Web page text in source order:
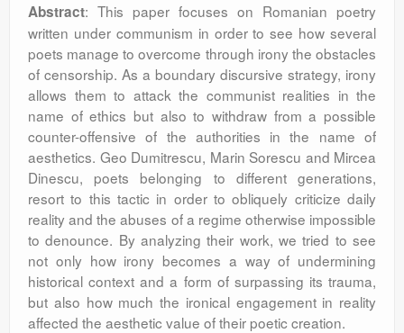
Abstract: This paper focuses on Romanian poetry
written under communism in order to see how several
poets manage to overcome through irony the obstacles
of censorship. As a boundary discursive strategy, irony
allows them to attack the communist realities in the
name of ethics but also to withdraw from a possible
counter-offensive of the authorities in the name of
aesthetics. Geo Dumitrescu, Marin Sorescu and Mircea
Dinescu, poets belonging to different generations,
resort to this tactic in order to obliquely criticize daily
reality and the abuses of a regime otherwise impossible
to denounce. By analyzing their work, we tried to see
not only how irony becomes a way of undermining
historical context and a form of surpassing its trauma,
but also how much the ironical engagement in reality
affected the aesthetic value of their poetic creation.